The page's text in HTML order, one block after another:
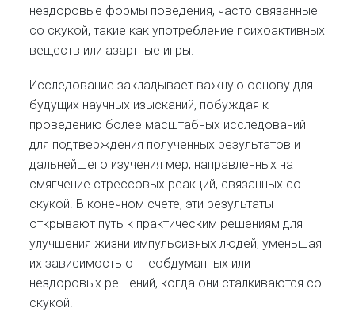
нездоровые формы поведения, часто связанные
со скукой, такие как употребление психоактивных
веществ или азартные игры.
Исследование закладывает важную основу для
будущих научных изысканий, побуждая к
проведению более масштабных исследований
для подтверждения полученных результатов и
дальнейшего изучения мер, направленных на
смягчение стрессовых реакций, связанных со
скукой. В конечном счете, эти результаты
открывают путь к практическим решениям для
улучшения жизни импульсивных людей, уменьшая
их зависимость от необдуманных или
нездоровых решений, когда они сталкиваются со
скукой.